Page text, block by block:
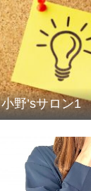
小野’sサロン